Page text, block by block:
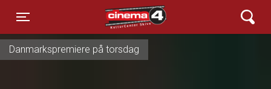
Toggle navigation
Cinema4
BabyBio d. 18. august